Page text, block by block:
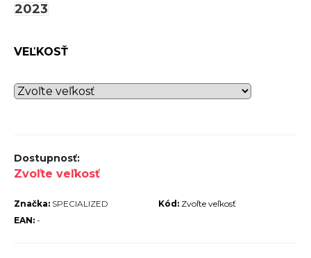
hviezdičiek.
2023
VEĽKOSŤ
Zvoľte veľkosť
Kód: Zvoľte veľkosť
Značka: SPECIALIZED
EAN: -
O
p
r
m